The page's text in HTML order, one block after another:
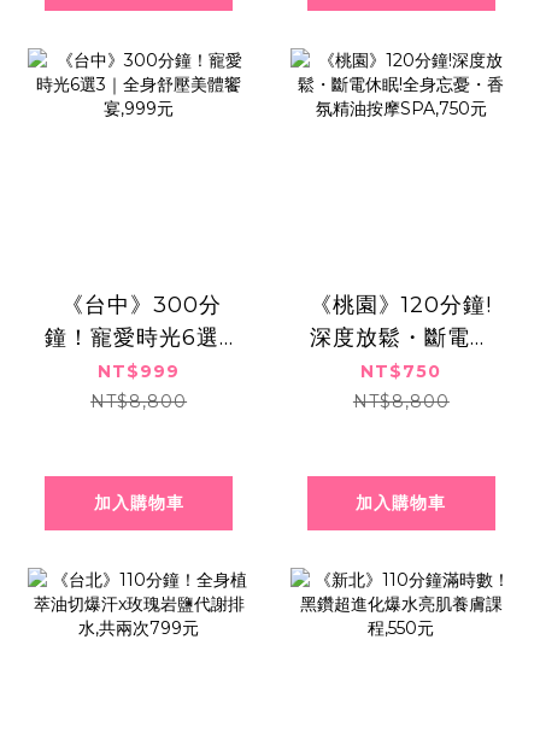
​​ ​《台中》300分
鐘！寵愛時光6選3
｜全身舒壓美體饗
宴,999元
NT$999
NT$8,800
加入購物車
《桃園》120分鐘!
深度放鬆・斷電休
眠!全身忘憂・香氛
精油按摩SPA,750
NT$750
NT$8,800
加入購物車